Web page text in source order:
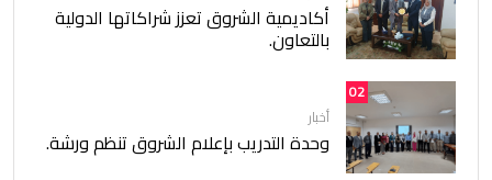
أكاديمية الشروق تعزز شراكاتها الدولية
بالتعاون.
02
أخبار
وحدة التدريب بإعلام الشروق تنظم ورشة.